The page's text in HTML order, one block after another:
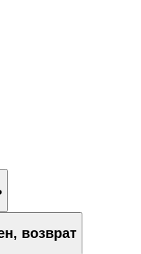
возврат